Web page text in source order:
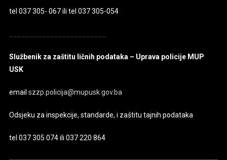
tel 037 305- 067 ili tel 037 305-054
Službenik za zaštitu ličnih podataka – Uprava policije MUP
USK
emailszzp.policija@mupusk.gov.ba
Odsjeku za inspekcije, standarde, i zaštitu tajnih podataka
tel 037 305 074 ili 037 220 864